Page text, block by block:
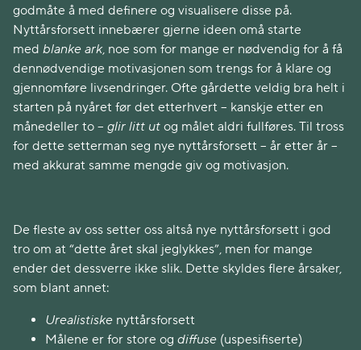
godmåte å med definere og visualisere disse på.
Nyttårsforsett innebærer gjerne ideen omå starte
med blanke ark, noe som for mange er nødvendig for å få
dennødvendige motivasjonen som trengs for å klare og
gjennomføre livsendringer. Ofte gårdette veldig bra helt i
starten på nyåret før det etterhvert – kanskje etter en
månedeller to – glir litt ut og målet aldri fullføres. Til tross
for dette setterman seg nye nyttårsforsett – år etter år –
med akkurat samme mengde giv og motivasjon.
De fleste av oss setter oss altså nye nyttårsforsett i god
tro om at “dette året skal jeglykkes”, men for mange
ender det dessverre ikke slik. Dette skyldes flere årsaker,
som blant annet:
Urealistiske nyttårsforsett
Målene er for store og diffuse (uspesifiserte)